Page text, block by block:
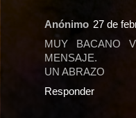
Anónimo 27 de
MUY BACANO
MENSAJE.
UN ABRAZO
Responder